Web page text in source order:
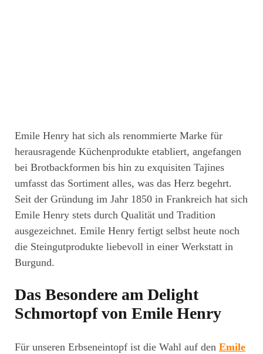
Emile Henry hat sich als renommierte Marke für
herausragende Küchenprodukte etabliert, angefangen
bei Brotbackformen bis hin zu exquisiten Tajines
umfasst das Sortiment alles, was das Herz begehrt.
Seit der Gründung im Jahr 1850 in Frankreich hat sich
Emile Henry stets durch Qualität und Tradition
ausgezeichnet. Emile Henry fertigt selbst heute noch
die Steingutprodukte liebevoll in einer Werkstatt in
Burgund.
Das Besondere am Delight
Schmortopf von Emile Henry
Für unseren Erbseneintopf ist die Wahl auf den Emile